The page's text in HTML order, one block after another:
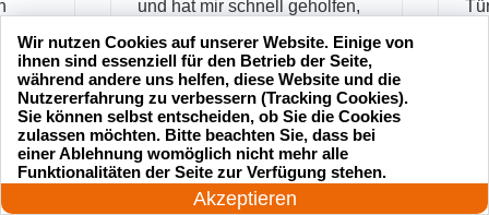
und hat mir schnell geholfen,
als ich meine Schlüssel
verloren hatte.
Jonas M.
24 Stunden am Tag
Akzeptieren
Wir nutzen Cookies auf unserer Website. Einige von
ihnen sind essenziell für den Betrieb der Seite,
während andere uns helfen, diese Website und die
Nutzererfahrung zu verbessern (Tracking Cookies).
Sie können selbst entscheiden, ob Sie die Cookies
zulassen möchten. Bitte beachten Sie, dass bei
einer Ablehnung womöglich nicht mehr alle
Funktionalitäten der Seite zur Verfügung stehen.